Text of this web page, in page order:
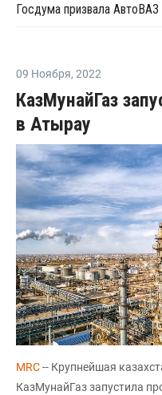
09 Ноября, 2022
КазМунайГаз
в Атырау
MRC-- Крупнейшая
КазМунайГаз запустила